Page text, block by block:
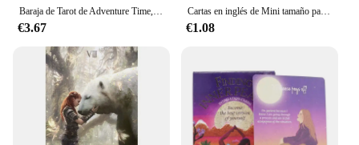
Baraja de Tarot de Adventure Time, edición de adivinación de precognición, juego divertido de cartas Borad para fiesta, adultos y niños, Niña
€3.67
Cartas en inglés de Mini tamaño para parejas, baraja de cartas para beber, Charades familiares, juegos de fiesta, Borad
€1.08